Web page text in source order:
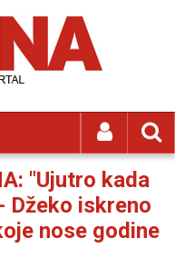
"Ujutro kada
Džeko iskreno
nose godine